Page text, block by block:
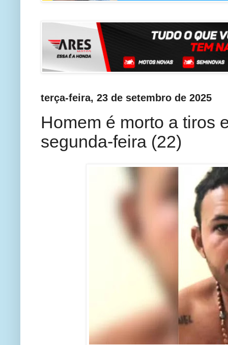
terça-feira, 23 de setembro de 2025
Homem é morto a tiros
segunda-feira (22)